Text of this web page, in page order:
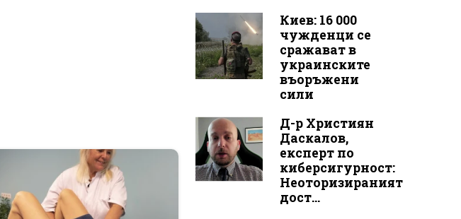
Киев: 16 000
чужденци се
сражават в
украинските
въоръжени
сили
Д-р Християн
Даскалов,
експерт по
киберсигурност:
Неоторизираният
дост...